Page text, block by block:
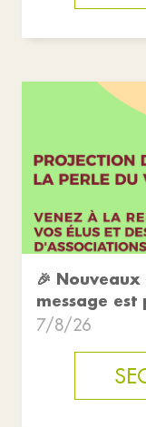
🎉
message est
7/8/26